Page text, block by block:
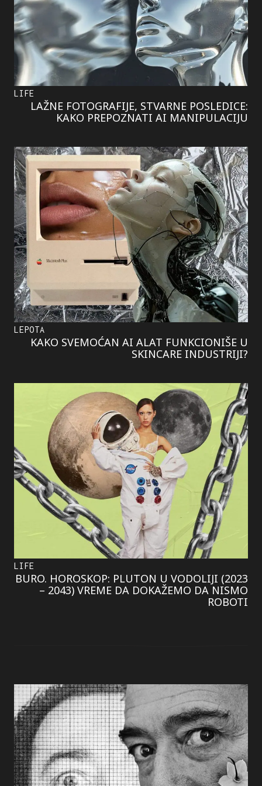
LIFE
LAŽNE FOTOGRAFIJE, STVARNE POSLEDICE:
KAKO PREPOZNATI AI MANIPULACIJU
LEPOTA
KAKO SVEMOĆAN AI ALAT FUNKCIONIŠE U
SKINCARE INDUSTRIJI?
LIFE
BURO. HOROSKOP: PLUTON U VODOLIJI (2023
– 2043) VREME DA DOKAŽEMO DA NISMO
ROBOTI